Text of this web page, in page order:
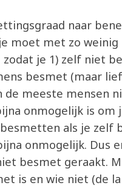
naar
moet met zo
je 1) zelf niet
besmet (maar
de meeste mensen
onmogelijk is om
als je zelf
onmogelijk. Dus
besmet geraakt.
is en wie niet (de